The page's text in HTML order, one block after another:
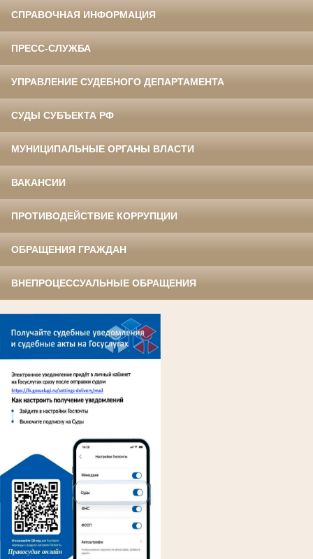
СПРАВОЧНАЯ ИНФОРМАЦИЯ
ПРЕСС-СЛУЖБА
УПРАВЛЕНИЕ СУДЕБНОГО ДЕПАРТАМЕНТА
СУДЫ СУБЪЕКТА РФ
МУНИЦИПАЛЬНЫЕ ОРГАНЫ ВЛАСТИ
ВАКАНСИИ
ПРОТИВОДЕЙСТВИЕ КОРРУПЦИИ
ОБРАЩЕНИЯ ГРАЖДАН
ВНЕПРОЦЕССУАЛЬНЫЕ ОБРАЩЕНИЯ